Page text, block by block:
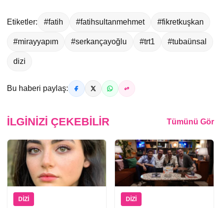
Etiketler: #fatih #fatihsultanmehmet #fikretkuşkan
#mirayyapım #serkançayoğlu #trt1 #tubaünsal
dizi
Bu haberi paylaş:
İLGINIZI ÇEKEBILIR Tümünü Gör
DIZI DIZI